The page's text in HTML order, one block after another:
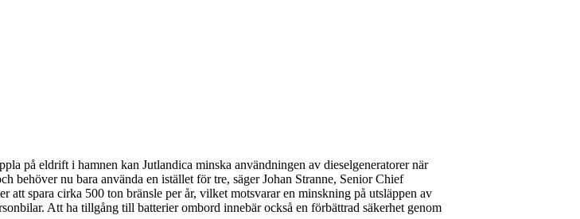
på eldrift i hamnen kan Jutlandica minska användningen av dieselgeneratorer när
nu bara använda en istället för tre, säger Johan Stranne, Senior Chief
att spara cirka 500 ton bränsle per år, vilket motsvarar en minskning på utsläppen av
Att ha tillgång till batterier ombord innebär också en förbättrad säkerhet genom